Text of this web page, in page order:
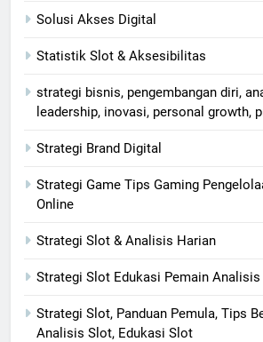
Solusi Akses Digital
Statistik Slot & Aksesibilitas
strategi bisnis, pengembangan diri,
leadership, inovasi, personal growth,
Strategi Brand Digital
Strategi Game Tips Gaming
Online
Strategi Slot & Analisis Harian
Strategi Slot Edukasi Pemain Analisis
Strategi Slot, Panduan Pemula, Tips
Analisis Slot, Edukasi Slot